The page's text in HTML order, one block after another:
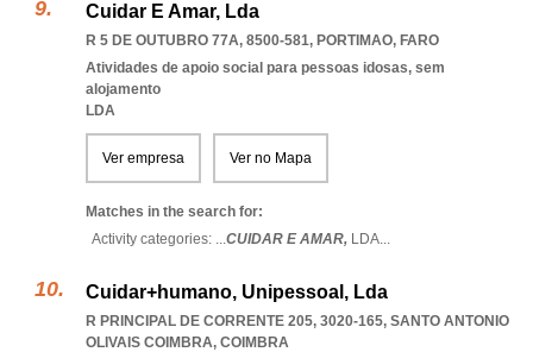
Cuidar E Amar, Lda
R 5 DE OUTUBRO 77A, 8500-581, PORTIMAO, FARO
Atividades de apoio social para pessoas idosas, sem
alojamento
LDA
Ver empresa Ver no Mapa
Matches in the search for:
Activity categories: ...CUIDAR E AMAR, LDA...
Cuidar+humano, Unipessoal, Lda
R PRINCIPAL DE CORRENTE 205, 3020-165, SANTO ANTONIO
OLIVAIS COIMBRA, COIMBRA